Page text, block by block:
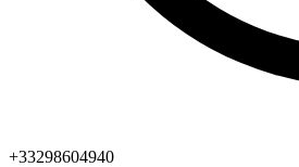
+33298604940